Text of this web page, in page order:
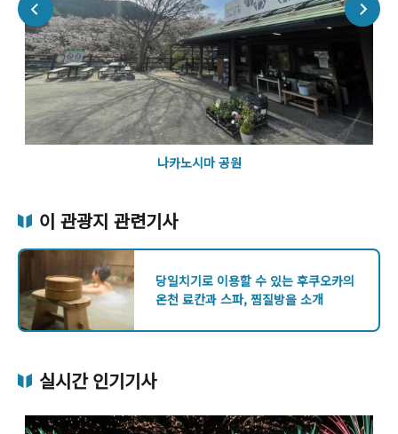
나카노시마 공원
이 관광지 관련기사
당일치기로 이용할 수 있는 후쿠오카의
온천 료칸과 스파, 찜질방을 소개
실시간 인기기사